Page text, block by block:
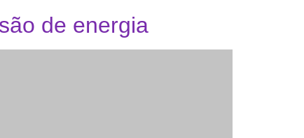
de energia